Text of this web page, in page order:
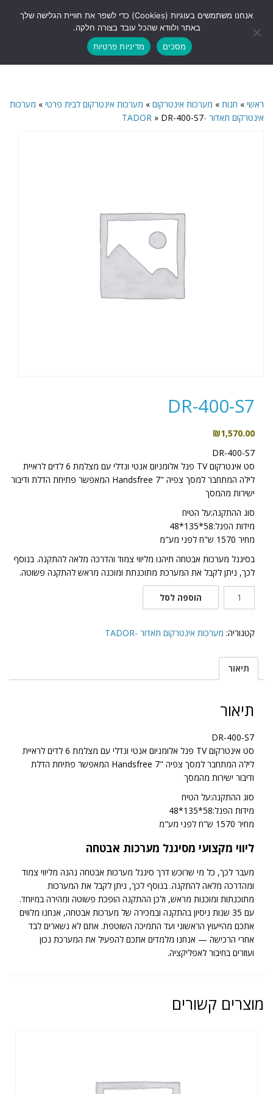
תפריט
ראשי » חנות » מערכות אינטרקום » מערכות אינטרקום לבית פרטי » מערכות
אינטרקום תאדור -TADOR
» DR-400-S7
DR-400-S7
₪1,570.00
DR-400-S7
סט אינטרקום TV פנל אלומניום אנטי ונדלי עם מצלמת 6 לדים לראיית
לילה המתחבר למסך צפיה "7 Handsfree המאפשר פתיחת הדלת ודיבור
ישירות מהמסך
סוג ההתקנה:על הטיח
מידות הפנל:58*135*48
מחיר 1570 ש"ח לפני מע"מ
בסיגנל מערכות אבטחה תיהנו מליווי צמוד והדרכה מלאה להתקנה. בנוסף
לכך, ניתן לקבל את המערכת מתוכנתת ומוכנה מראש להתקנה פשוטה.
400-
הוספה לסל
קטגוריה: מערכות אינטרקום תאדור -TADOR
תיאור
תיאור
DR-400-S7
סט אינטרקום TV פנל אלומניום אנטי ונדלי עם מצלמת 6 לדים לראיית
לילה המתחבר למסך צפיה "7 Handsfree המאפשר פתיחת הדלת
ודיבור ישירות מהמסך
סוג ההתקנה:על הטיח
מידות הפנל:58*135*48
מחיר 1570 ש"ח לפני מע"מ
ליווי מקצועי מסיגנל מערכות אבטחה
מעבר לכך, כל מי שרוכש דרך סיגנל מערכות אבטחה נהנה מליווי צמוד
ומהדרכה מלאה להתקנה. בנוסף לכך, ניתן לקבל את המערכות
מתוכנתות ומוכנות מראש, ולכן ההתקנה הופכת פשוטה ומהירה במיוחד.
עם 35 שנות ניסיון בהתקנה ובמכירה של מערכות אבטחה, אנחנו מלווים
אתכם מהייעוץ הראשוני ועד התמיכה השוטפת. אתם לא נשארים לבד
אחרי הרכישה — אנחנו מלמדים אתכם להפעיל את המערכת נכון
ועוזרים בחיבור לאפליקציה.
מוצרים קשורים
אנחנו משתמשים בעוגיות (Cookies) כדי לשפר את חוויית הגלישה שלך
באתר ולוודא שהכל עובד בצורה חלקה.
מסכים
מדיניות פרטיות